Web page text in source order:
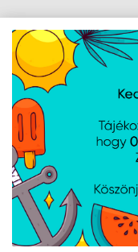
White Shark
Vezetékes
Cikkszám: W030030
Vezetékes, Chipset:
DPI, Csatlakozás: USB
Kábelhossz: 1.8m, Színe: